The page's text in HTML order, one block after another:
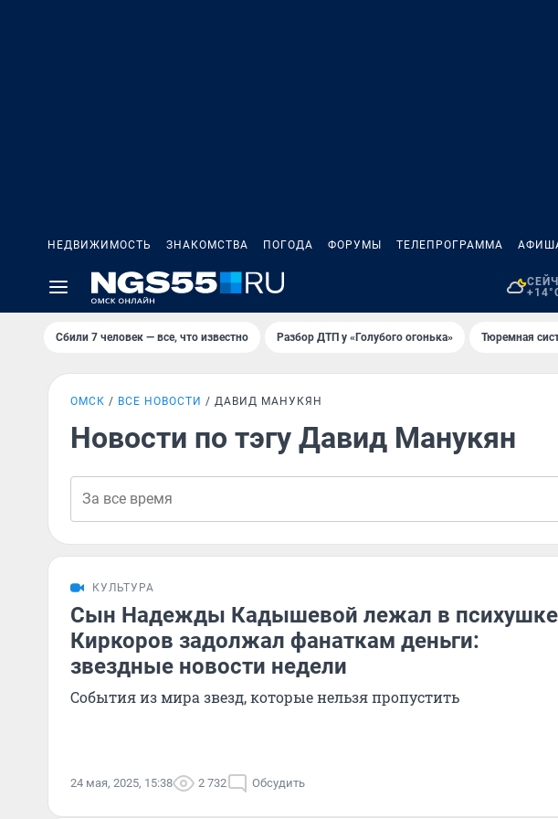
НЕДВИЖИМОСТЬ ЗНАКОМСТВА ПОГОДА ФОРУМЫ ТЕЛЕПРОГРАММА
Сбили 7 человек — все, что известно Разбор ДТП у «Голубого огонька» Тюремная
ОМСК ВСЕ НОВОСТИ ДАВИД МАНУКЯН
Новости по тэгу Давид Манукян
КУЛЬТУРА
Сын Надежды Кадышевой лежал в
Киркоров задолжал фанаткам деньги:
звездные новости недели
События из мира звезд, которые нельзя пропустить
24 мая, 2025, 15:38 2 732 Обсудить